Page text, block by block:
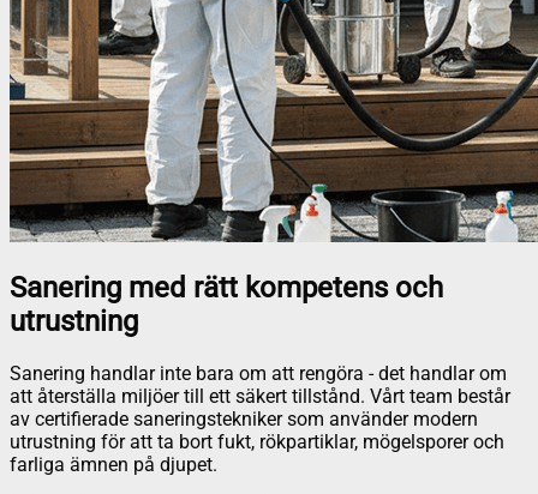
Sanering med rätt kompetens och
utrustning
Sanering handlar inte bara om att rengöra - det handlar om
att återställa miljöer till ett säkert tillstånd. Vårt team består
av certifierade saneringstekniker som använder modern
utrustning för att ta bort fukt, rökpartiklar, mögelsporer och
farliga ämnen på djupet.